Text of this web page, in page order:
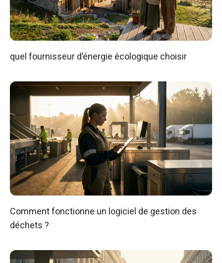
quel fournisseur d’énergie écologique choisir
Comment fonctionne un logiciel de gestion des
déchets ?